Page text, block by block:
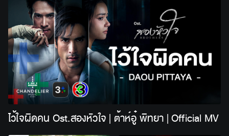
ไว้ใจผิดคน Ost.สองหัวใจ | ต้าห์อู๋ พิทยา | Official MV